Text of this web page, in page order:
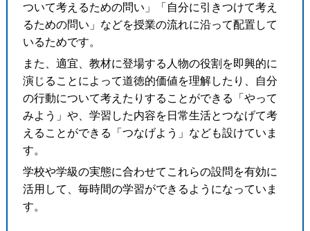
ついて考えるための問い」「自分に引きつけて考え
るための問い」などを授業の流れに沿って配置して
いるためです。
また、適宜、教材に登場する人物の役割を即興的に
演じることによって道徳的価値を理解したり、自分
の行動について考えたりすることができる「やって
みよう」や、学習した内容を日常生活とつなげて考
えることができる「つなげよう」なども設けていま
す。
学校や学級の実態に合わせてこれらの設問を有効に
活用して、毎時間の学習ができるようになっていま
す。